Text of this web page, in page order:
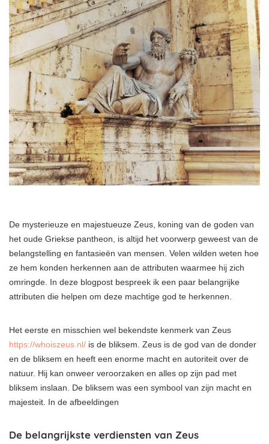
De mysterieuze en majestueuze Zeus, koning van de goden van
het oude Griekse pantheon, is altijd het voorwerp geweest van de
belangstelling en fantasieën van mensen. Velen wilden weten hoe
ze hem konden herkennen aan de attributen waarmee hij zich
omringde. In deze blogpost bespreek ik een paar belangrijke
attributen die helpen om deze machtige god te herkennen.
Het eerste en misschien wel bekendste kenmerk van Zeus
https://whoiszeus.nl/ is de bliksem. Zeus is de god van de donder
en de bliksem en heeft een enorme macht en autoriteit over de
natuur. Hij kan onweer veroorzaken en alles op zijn pad met
bliksem inslaan. De bliksem was een symbool van zijn macht en
majesteit. In de afbeeldingen
De belangrijkste verdiensten van Zeus